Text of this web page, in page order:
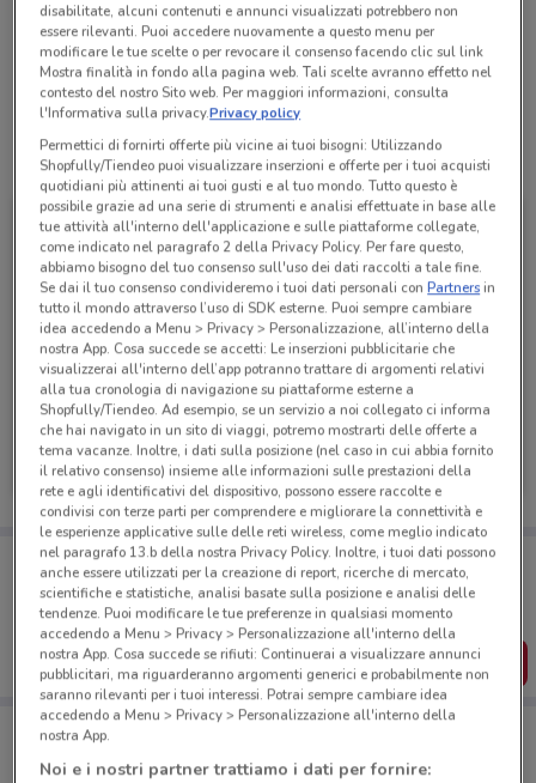
062010956
Elletronic Di Cepale Luca - Affiliato
Tutte le promozioni di questo negozio
Tiscali Casa
Scade il 31/08
Porta DoveConviene sempre con te!
Puoi trovare le migliori offerte dei negozi vicino a te,
salvarle e creare la tua lista del risparmio, comodamente
dal tuo cellulare.
SCARICA L’APP
Negozi Tiscali Casa a Roma
disabilitate, alcuni contenuti e annunci visualizzati potrebbero non
essere rilevanti. Puoi accedere nuovamente a questo menu per
modificare le tue scelte o per revocare il consenso facendo clic sul link
Mostra finalità in fondo alla pagina web. Tali scelte avranno effetto nel
contesto del nostro Sito web. Per maggiori informazioni, consulta
l'Informativa sulla privacy.Privacy policy
Permettici di fornirti offerte più vicine ai tuoi bisogni: Utilizzando
Shopfully/Tiendeo puoi visualizzare inserzioni e offerte per i tuoi acquisti
quotidiani più attinenti ai tuoi gusti e al tuo mondo. Tutto questo è
possibile grazie ad una serie di strumenti e analisi effettuate in base alle
tue attività all'interno dell'applicazione e sulle piattaforme collegate,
come indicato nel paragrafo 2 della Privacy Policy. Per fare questo,
abbiamo bisogno del tuo consenso sull'uso dei dati raccolti a tale fine.
Se dai il tuo consenso condivideremo i tuoi dati personali conPartnersin
tutto il mondo attraverso l’uso di SDK esterne. Puoi sempre cambiare
idea accedendo a Menu > Privacy > Personalizzazione, all’interno della
nostra App. Cosa succede se accetti: Le inserzioni pubblicitarie che
visualizzerai all'interno dell’app potranno trattare di argomenti relativi
alla tua cronologia di navigazione su piattaforme esterne a
Shopfully/Tiendeo. Ad esempio, se un servizio a noi collegato ci informa
che hai navigato in un sito di viaggi, potremo mostrarti delle offerte a
tema vacanze. Inoltre, i dati sulla posizione (nel caso in cui abbia fornito
il relativo consenso) insieme alle informazioni sulle prestazioni della
rete e agli identificativi del dispositivo, possono essere raccolte e
condivisi con terze parti per comprendere e migliorare la connettività e
le esperienze applicative sulle delle reti wireless, come meglio indicato
nel paragrafo 13.b della nostra Privacy Policy. Inoltre, i tuoi dati possono
anche essere utilizzati per la creazione di report, ricerche di mercato,
scientifiche e statistiche, analisi basate sulla posizione e analisi delle
tendenze. Puoi modificare le tue preferenze in qualsiasi momento
accedendo a Menu > Privacy > Personalizzazione all'interno della
nostra App. Cosa succede se rifiuti: Continuerai a visualizzare annunci
pubblicitari, ma riguarderanno argomenti generici e probabilmente non
saranno rilevanti per i tuoi interessi. Potrai sempre cambiare idea
accedendo a Menu > Privacy > Personalizzazione all'interno della
nostra App.
Noi e i nostri partner trattiamo i dati per fornire: